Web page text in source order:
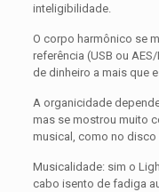
inteligibilidade.
O corpo harmônico se
referência (USB ou
de dinheiro a mais que
A organicidade
mas se mostrou muito
musical, como no
Musicalidade: sim o
cabo isento de fadiga